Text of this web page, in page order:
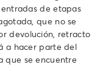
de etapas
que no se
devolución, retracto
a hacer parte del
que se encuentre